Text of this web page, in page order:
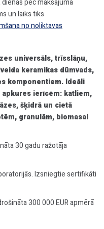
pēc maksājuma
un laiks tiks
no noliktavas
universāls, trīsslāņu,
keramikas dūmvads,
komponentiem. Ideāli
ierīcēm: katliem,
šķidrā un cietā
granulām, biomasai
30 gadu ražotāja
Izsniegtie sertifikāti
300 000 EUR apmērā